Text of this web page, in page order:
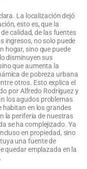
La localización dejó
esto es, que la
calidad, de las fuentes
ingresos, no solo puede
hogar, sino que puede
disminuyen sus
que aumenta la
de pobreza urbana
otros. Esto explica el
por Alfredo Rodríguez y
los agudos problemas
habitan en los grandes
la periferia de nuestras
se ha complejizado. Ya
en propiedad, sino
una fuente de
quedar emplazada en la